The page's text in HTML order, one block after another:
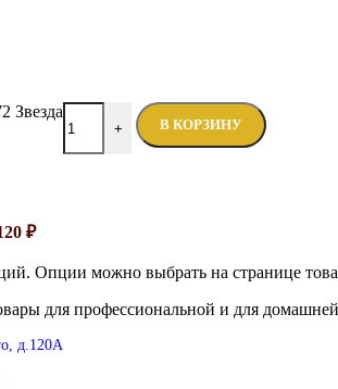
Звезда
+ В КОРЗИНУ
₽
Опции можно выбрать на странице
для профессиональной и для
д.120А